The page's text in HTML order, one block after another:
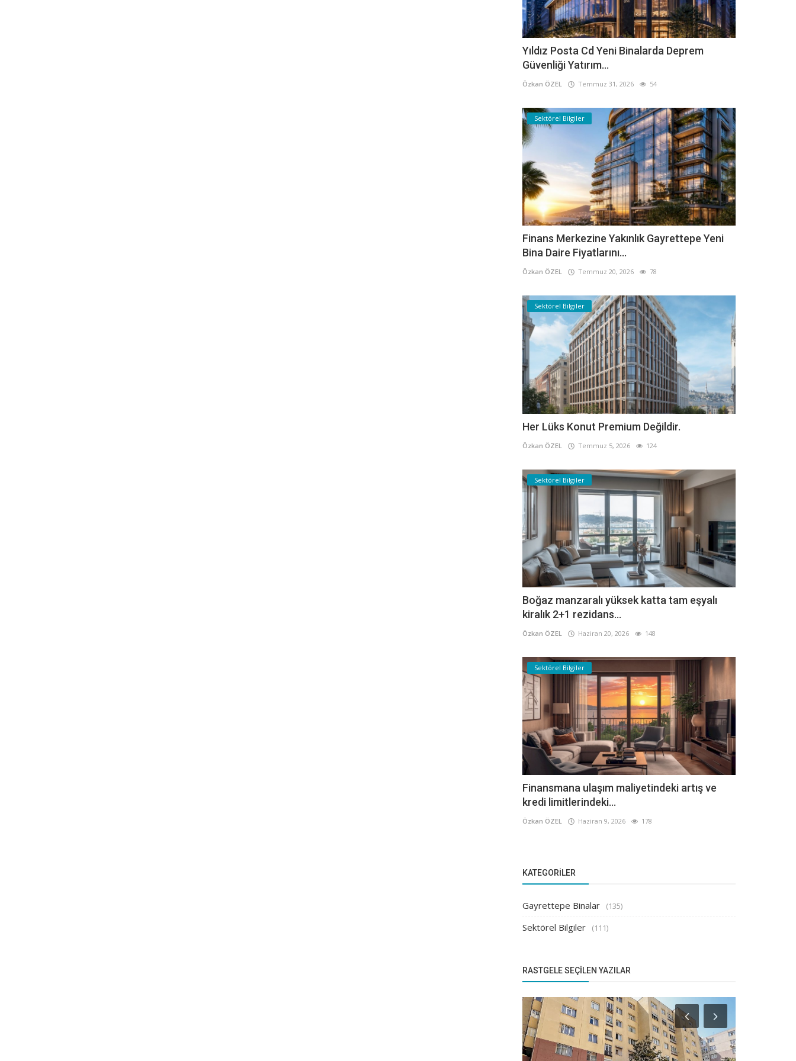
Yıldız Posta Cd Yeni Binalarda Deprem
Güvenliği Yatırım...
Özkan ÖZEL Temmuz 31, 2026 54
Sektörel Bilgiler
Finans Merkezine Yakınlık Gayrettepe Yeni
Bina Daire Fiyatlarını...
Özkan ÖZEL Temmuz 20, 2026 78
Sektörel Bilgiler
Her Lüks Konut Premium Değildir.
Özkan ÖZEL Temmuz 5, 2026 124
Sektörel Bilgiler
Boğaz manzaralı yüksek katta tam eşyalı
kiralık 2+1 rezidans...
Özkan ÖZEL Haziran 20, 2026 148
Sektörel Bilgiler
Finansmana ulaşım maliyetindeki artış ve
kredi limitlerindeki...
Özkan ÖZEL Haziran 9, 2026 178
KATEGORILER
Gayrettepe Binalar (135)
Sektörel Bilgiler (111)
RASTGELE SEÇILEN YAZILAR